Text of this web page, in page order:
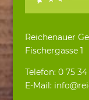
Reichenauer
Fischergasse 1
Telefon: 0 75
E-Mail: